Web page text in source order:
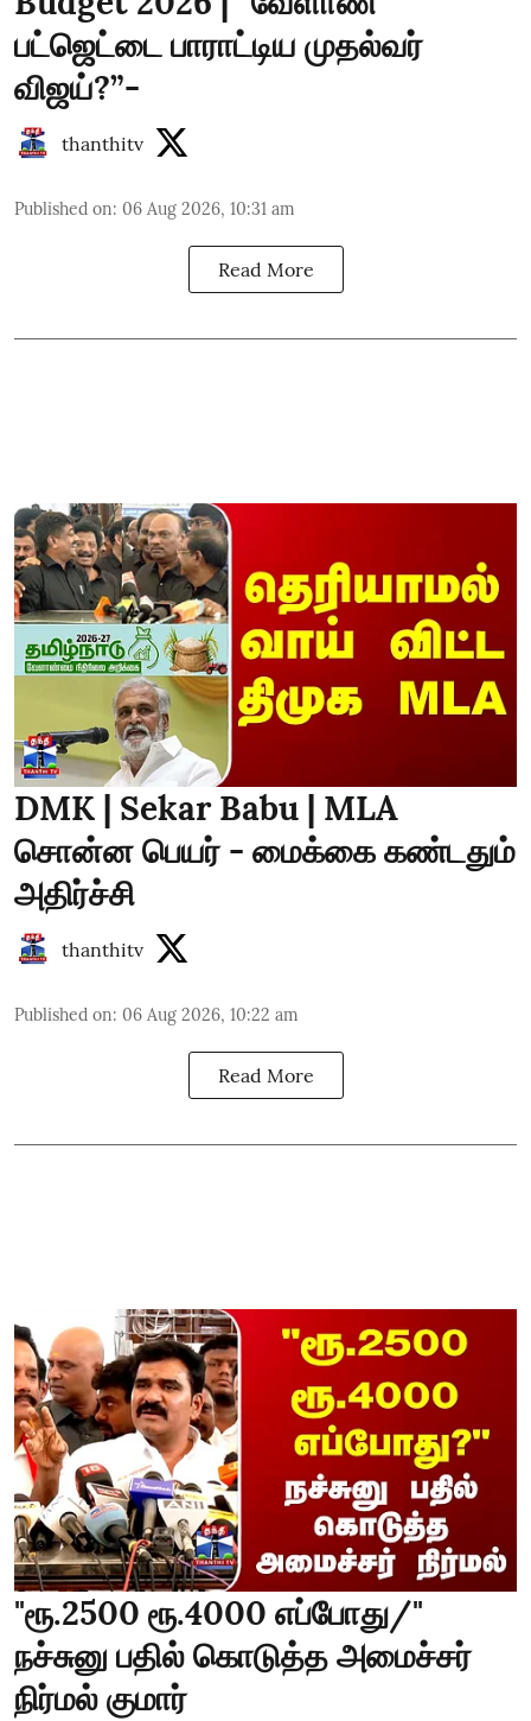
பட்ஜெட்டை பாராட்டிய முதல்வர்
விஜய்?”-
thanthitv
Published on: 06 Aug 2026, 10:31 am
Read More
DMK | Sekar Babu | MLA
சொன்ன பெயர் - மைக்கை கண்டதும்
அதிர்ச்சி
thanthitv
Published on: 06 Aug 2026, 10:22 am
Read More
"ரூ.2500 ரூ.4000 எப்போது/"
நச்சுனு பதில் கொடுத்த அமைச்சர்
நிர்மல் குமார்